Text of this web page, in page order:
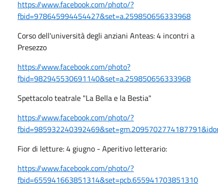
https://www.facebook.com/photo/?
fbid=978645994454427&set=a.259850656333968
Corso dell'università degli anziani Anteas: 4 incontri a
Presezzo
https://www.facebook.com/photo?
fbid=982945530691140&set=a.259850656333968
Spettacolo teatrale "La Bella e la Bestia"
https://www.facebook.com/photo/?
Fior di letture: 4 giugno - Aperitivo letterario:
https://www.facebook.com/photo/?
fbid=655941663851314&set=pcb.655941703851310